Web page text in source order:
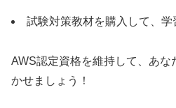
試験対策教材を購入して、学
AWS認定資格を維持して、あな
かせましょう！